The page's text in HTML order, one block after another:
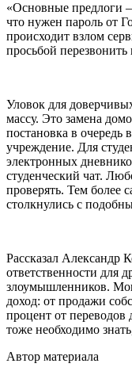
«Основные предлоги
что нужен пароль от
происходит взлом
просьбой
Уловок для
массу. Это замена
постановка в очередь
учреждение. Для
электронных
студенческий чат.
проверять. Тем более
столкнулись с
Рассказал Александр
ответственности для
злоумышленников.
доход: от продажи
процент от
тоже необходимо
Автор материала